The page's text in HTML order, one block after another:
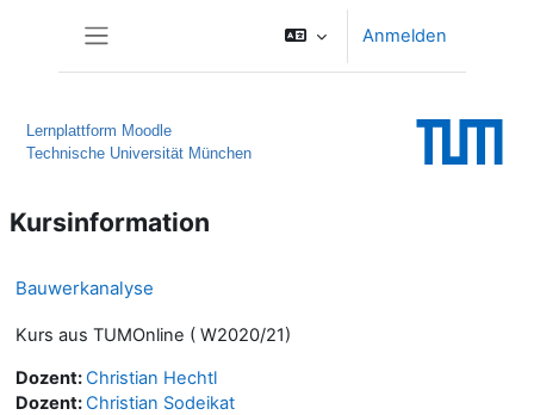
Anmelden
Lernplattform Moodle
Technische Universität München
Kursinformation
Bauwerkanalyse
Kurs aus TUMOnline ( W2020/21)
Dozent:Christian Hechtl
Dozent:Christian Sodeikat